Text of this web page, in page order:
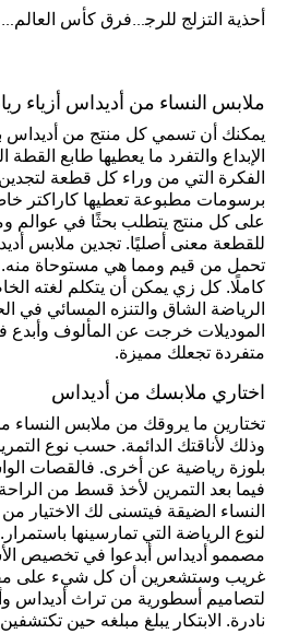
أحذية التزلج للرجال
فرق كأس العالم FIFA 26™
ملابس النساء من أديداس أزياء
يمكنك أن تسمي كل منتج من أديداس
الإبداع والتفرد ما يعطيها طابع القطة
الفكرة التي من وراء كل قطعة
برسومات مطبوعة تعطيها كاراكتر
على كل منتج يتطلب بحثًا في عوالم
للقطعة معنى أصليًا. تجدين ملابس
تحمل من قيم ومما هي مستوحاة منه.
كاملًا. كل زي يمكن أن يتكلم لغته
الرياضة الشاق والتنزه المسائي في
الموديلات خرجت عن المألوف وأبدع
متفردة تجعلك مميزة.
اختاري ملابسك من أديداس
تختارين ما يروقك من ملابس النساء
وذلك لأناقتك الدائمة. حسب نوع
بلوزة رياضية عن أخرى. فالقصات
فيما بعد التمرين لأخذ قسط من
النساء الضيقة فيتسنى لك الاختيار
لنوع الرياضة التي تمارسينها
مصممو أديداس أبدعوا في تخصيص
غريب وستشعرين أن كل شيء على
لتصاميم أسطورية من تراث أديداس
نادرة. الابتكار يبلغ مبلغه حين